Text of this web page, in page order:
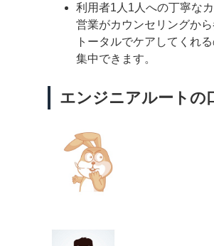
利用者1人1人への丁寧な
営業がカウンセリングか
トータルでケアしてくれ
集中できます。
エンジニアルートの